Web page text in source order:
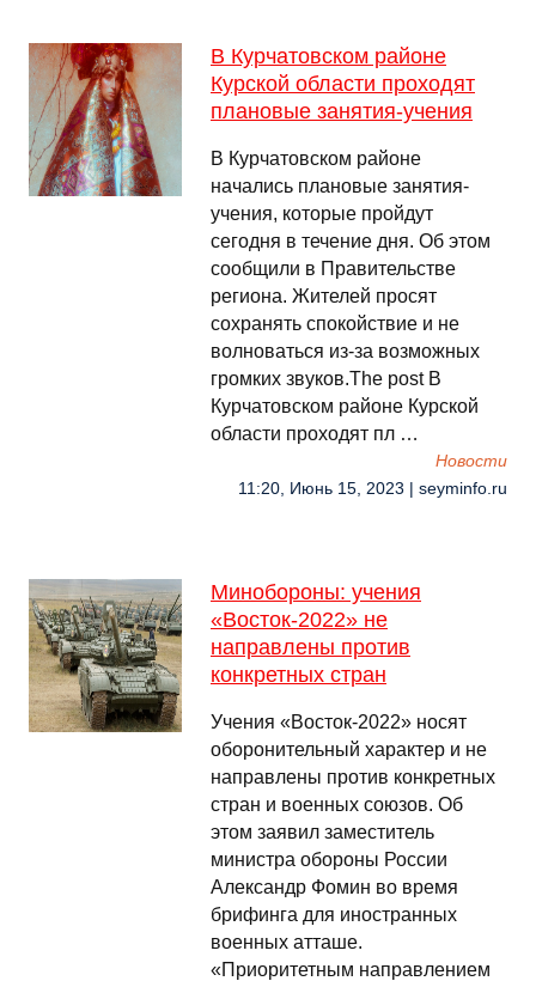
В Курчатовском районе
Курской области проходят
плановые занятия-учения
В Курчатовском районе
начались плановые занятия-
учения, которые пройдут
сегодня в течение дня. Об этом
сообщили в Правительстве
региона. Жителей просят
сохранять спокойствие и не
волноваться из-за возможных
громких звуков.The post В
Курчатовском районе Курской
области проходят пл …
Новости
11:20, Июнь 15, 2023 | seyminfo.ru
Минобороны: учения
«Восток-2022» не
направлены против
конкретных стран
Учения «Восток-2022» носят
оборонительный характер и не
направлены против конкретных
стран и военных союзов. Об
этом заявил заместитель
министра обороны России
Александр Фомин во время
брифинга для иностранных
военных атташе.
«Приоритетным направлением